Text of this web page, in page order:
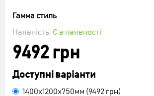
Гамма стиль
Наявність: Є в наявності
9492 грн
Доступні варіанти
1400x1200x750мм (9492 грн)
КУПИТИ